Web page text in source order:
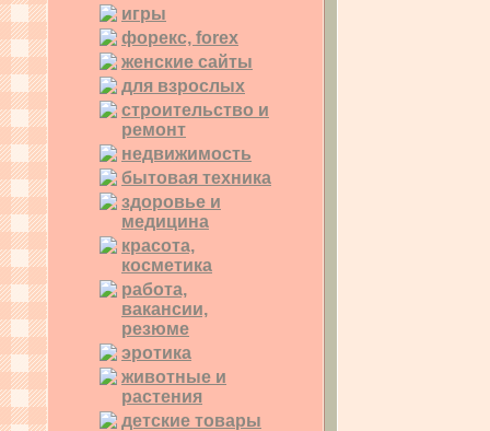
игры
форекс, forex
женские сайты
для взрослых
строительство и
ремонт
недвижимость
бытовая техника
здоровье и
медицина
красота,
косметика
работа,
вакансии,
резюме
эротика
животные и
растения
детские товары